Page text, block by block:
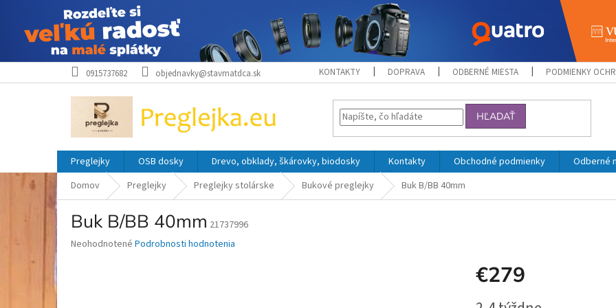
na
0915737682 objednavky@stavmatdca.sk KONTAKTY DOPRAVA ODBERNÉ MIESTA PODMIENKY
HĽADAŤ
Preglejky OSB dosky Drevo, obklady, škárovky, biodosky Kontakty Obchodné podmienky Odberné
Domov
Preglejky Preglejky stolárske Bukové preglejky Buk B/BB 40mm
Buk B/BB 40mm 21737996
Priemerné
Neohodnotené Podrobnosti hodnotenia
€279